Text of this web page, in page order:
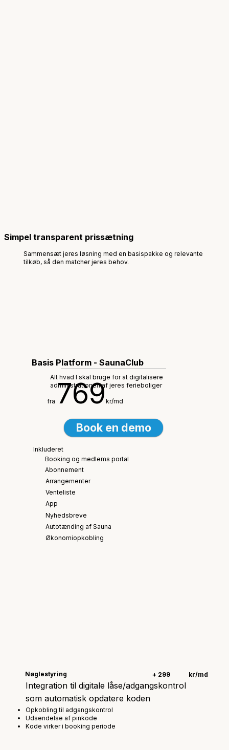
Simpel transparent prissætning
Sammensæt jeres løsning med en basispakke og relevante
tilkøb, så den matcher jeres behov.
Basis Platform - SaunaClub
Alt hvad I skal bruge for at digitalisere
administrationen af jeres ferieboliger
fra 769kr/md
Book en demo
Inkluderet
Booking og medlems portal
Abonnement
Arrangementer
Venteliste
App
Nyhedsbreve
Autotænding af Sauna
Økonomiopkobling
Nøglestyring + 299 kr/md
Integration til digitale låse/adgangskontrol
som automatisk opdatere koden
Opkobling til adgangskontrol
Udsendelse af pinkode
Kode virker i booking periode